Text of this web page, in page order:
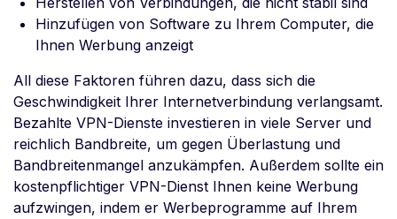
Hinzufügen von Software zu Ihrem Computer, die
Ihnen Werbung anzeigt
All diese Faktoren führen dazu, dass sich die
Geschwindigkeit Ihrer Internetverbindung verlangsamt.
Bezahlte VPN-Dienste investieren in viele Server und
reichlich Bandbreite, um gegen Überlastung und
Bandbreitenmangel anzukämpfen. Außerdem sollte ein
kostenpflichtiger VPN-Dienst Ihnen keine Werbung
aufzwingen, indem er Werbeprogramme auf Ihrem